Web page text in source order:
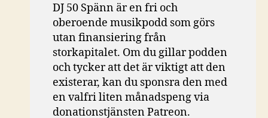
DJ 50 Spänn är en fri och
oberoende musikpodd som görs
utan finansiering från
storkapitalet. Om du gillar podden
och tycker att det är viktigt att den
existerar, kan du sponsra den med
en valfri liten månadspeng via
donationstjänsten Patreon.